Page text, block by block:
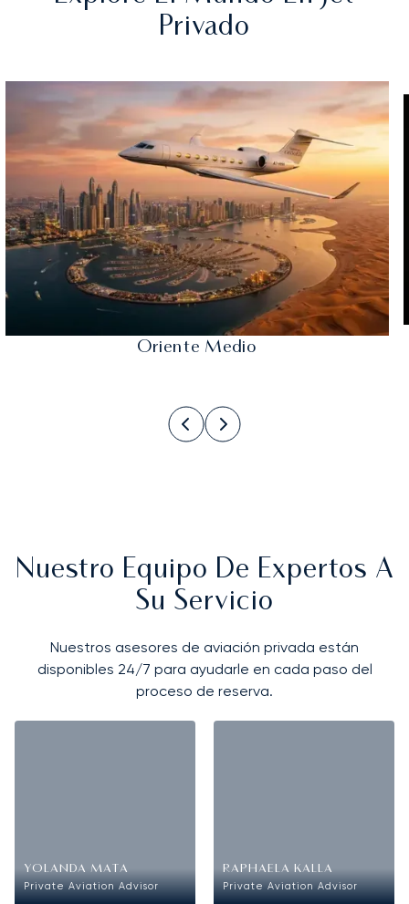
Privado
Oriente Medio
Nuestro Equipo De Expertos A
Su Servicio
Nuestros asesores de aviación privada están
disponibles 24/7 para ayudarle en cada paso del
proceso de reserva.
YOLANDA MATA
Private Aviation Advisor
RAPHAELA KALLA
Private Aviation Advisor